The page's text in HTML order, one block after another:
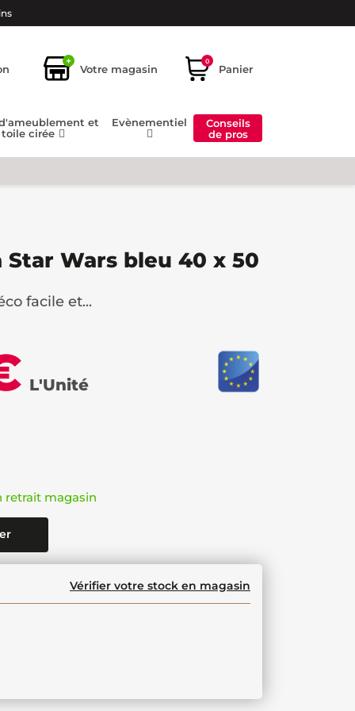
+
Votre magasin
0
Panier
et
toile cirée
Evènementiel
Conseils
de pros
Wars bleu 40 x 50
facile et...
L'Unité
retrait magasin
Vérifier votre stock en magasin